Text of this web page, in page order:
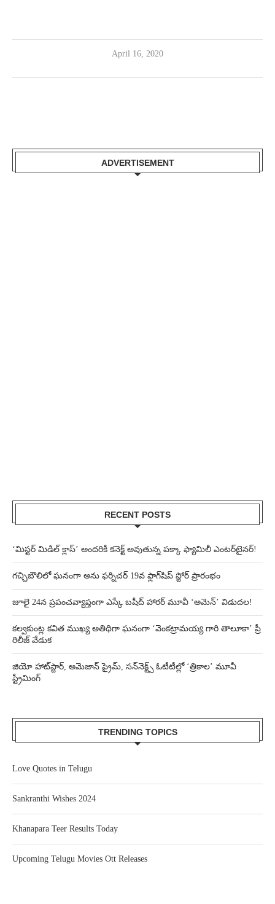
April 16, 2020
ADVERTISEMENT
RECENT POSTS
‘మిస్టర్ మిడిల్ క్లాస్’ అందరికీ కనెక్ట్ అవుతున్న పక్కా ఫ్యామిలీ ఎంటర్‌టైనర్!
గచ్చిబౌలిలో ఘనంగా అను ఫర్నిచర్ 19వ ఫ్లాగ్‌షిప్ స్టోర్ ప్రారంభం
జూలై 24న ప్రపంచవ్యాప్తంగా ఎస్కే బషీద్‌ హారర్ మూవీ ‘అమెన్’ విడుదల!
కల్వకుంట్ల కవిత ముఖ్య అతిథిగా ఘనంగా ‘వెంకట్రామయ్య గారి తాలూకా’ ప్రీ
రిలీజ్ వేడుక
జియో హాట్‌స్టార్, అమెజాన్ ప్రైమ్, సన్‌నెక్ట్స్ ఓటీటీల్లో ‘త్రికాల’ మూవీ
స్ట్రీమింగ్
TRENDING TOPICS
Love Quotes in Telugu
Sankranthi Wishes 2024
Khanapara Teer Results Today
Upcoming Telugu Movies Ott Releases